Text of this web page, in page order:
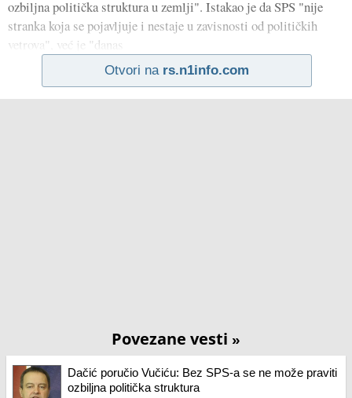
ozbiljna politička struktura u zemlji". Istakao je da SPS "nije
stranka koja se pojavljuje i nestaje u zavisnosti od političkih
vetrova", već je "danas
Otvori na rs.n1info.com
Povezane vesti »
Dačić poručio Vučiću: Bez SPS-a se ne može praviti
ozbiljna politička struktura